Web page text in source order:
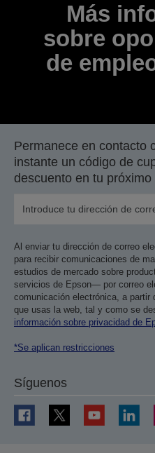
Más
sobre
de
Permanece en contacto
instante un código de
descuento en tu próximo
Al enviar tu dirección de correo
para recibir comunicaciones de
estudios de mercado sobre
servicios de Epson— por correo
comunicación electrónica, a partir
que usas la web, tal y como se
información sobre privacidad de
*Se aplican restricciones
Síguenos